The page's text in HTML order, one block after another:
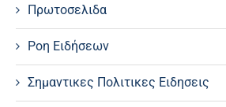
Πρωτοσελιδα
Ροη Ειδήσεων
Σημαντικες Πολιτικες Ειδησεις